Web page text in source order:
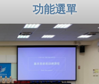
功能選單